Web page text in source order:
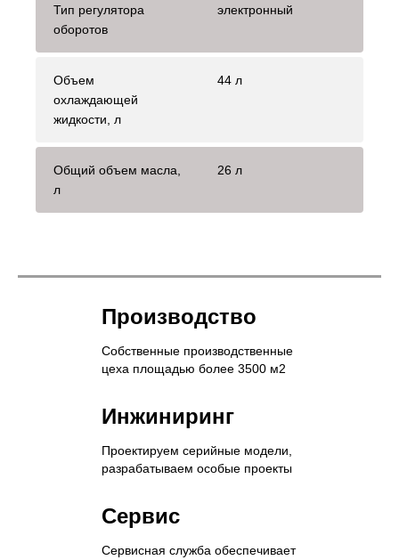
Тип регулятора
оборотов
электронный
Объем
охлаждающей
жидкости, л
44 л
Общий объем масла,
л
26 л
Производство
Собственные производственные
цеха площадью более 3500 м2
Инжиниринг
Проектируем серийные модели,
разрабатываем особые проекты
Сервис
Сервисная служба обеспечивает